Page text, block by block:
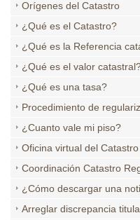
Orígenes del Catastro
¿Qué es el Catastro?
¿Qué es la Referencia
¿Qué es el valor
¿Qué es una tasa?
Procedimiento de
¿Cuanto vale mi piso?
Oficina virtual del Catastro
Coordinación Catastro
¿Cómo descargar una
Arreglar discrepancia